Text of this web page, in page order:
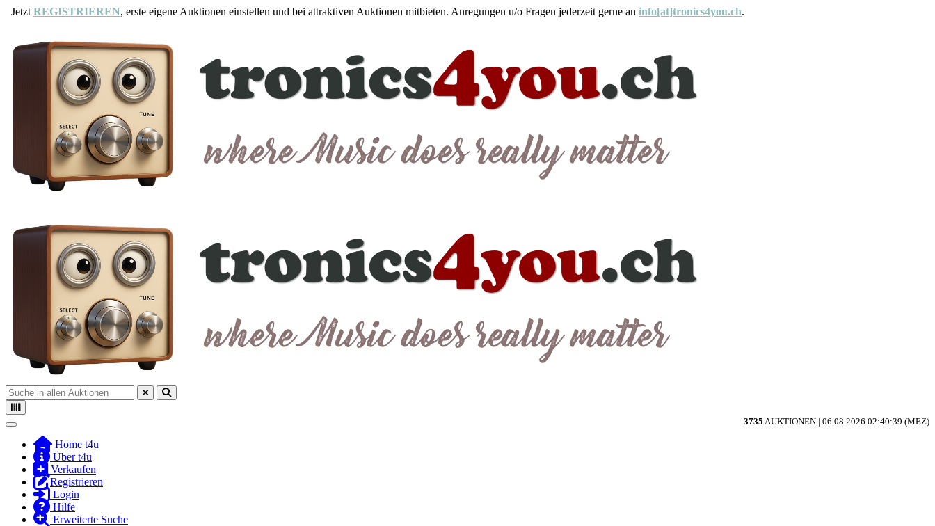
Jetzt REGISTRIEREN, erste eigene Auktionen einstellen und bei attraktiven Auktionen mitbieten. Anregungen u/o Fragen jederzeit gerne an info[at]tronics4you.ch.
3735 AUKTIONEN | 06.08.2026 02:40:39 (MEZ)
Toggle navigation
Home t4u
Über t4u
Verkaufen
Registrieren
Login
Hilfe
Erweiterte Suche